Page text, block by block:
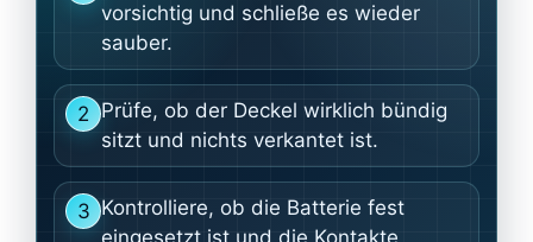
vorsichtig und schließe es wieder
sauber.
2 Prüfe, ob der Deckel wirklich bündig
sitzt und nichts verkantet ist.
3 Kontrolliere, ob die Batterie fest
eingesetzt ist und die Kontakte